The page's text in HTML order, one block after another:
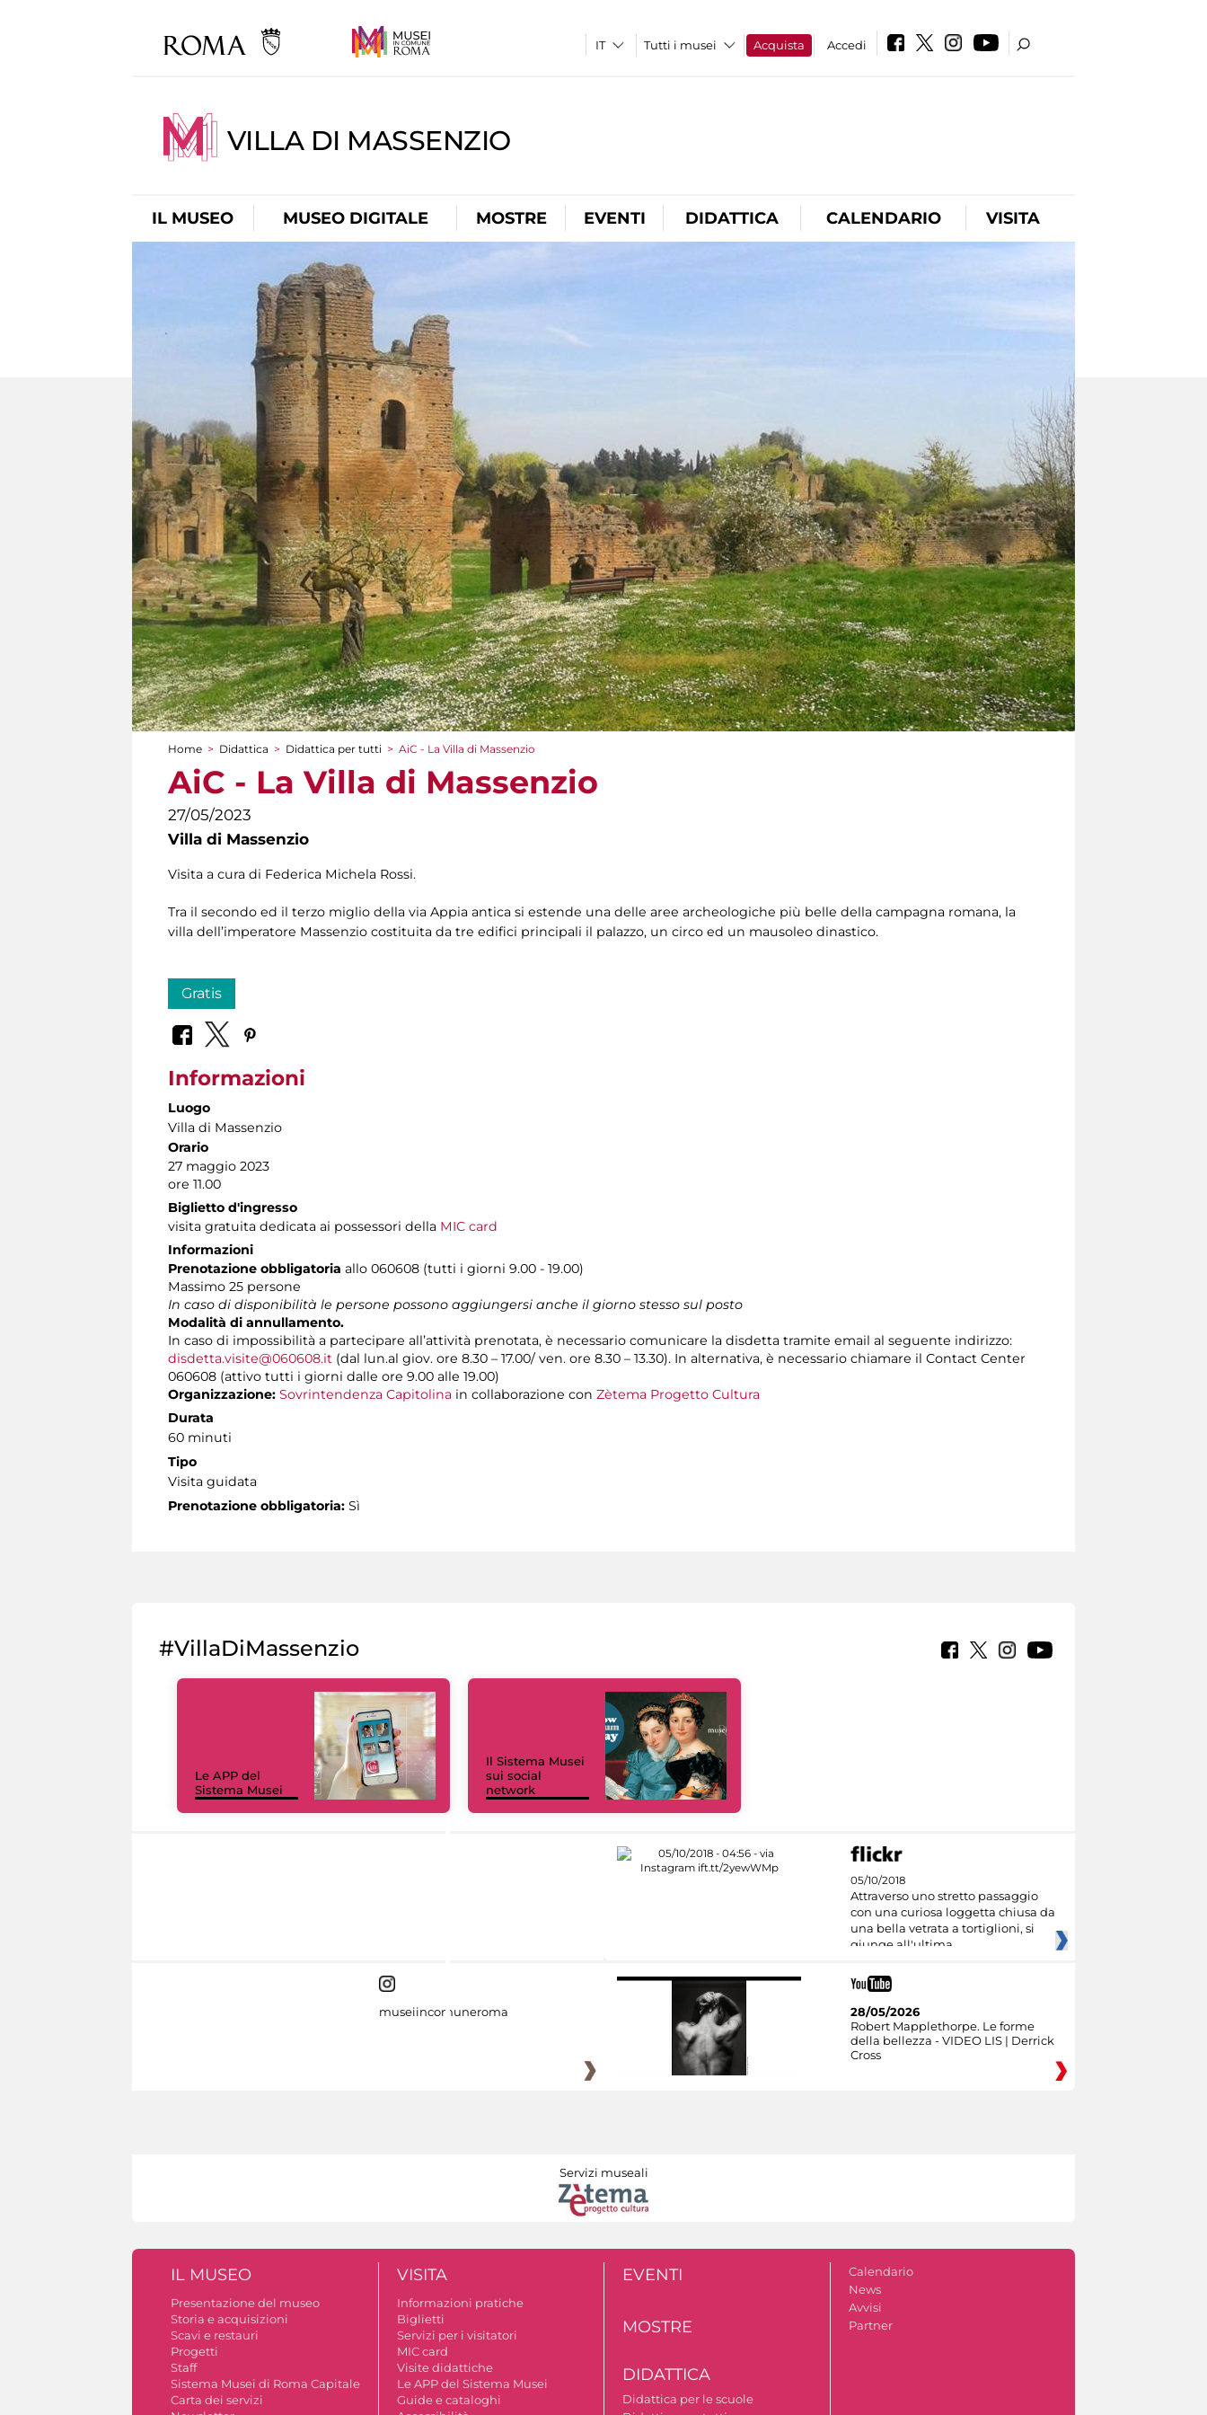
Tutti i musei Acquista Accedi
VILLA DI MASSENZIO
IL MUSEO MUSEO DIGITALE MOSTRE EVENTI DIDATTICA CALENDARIO VISITA
Tu sei qui
Home > Didattica > Didattica per tutti > AiC - La Villa di Massenzio
AiC - La Villa di Massenzio
27/05/2023
Villa di Massenzio
Visita a cura di Federica Michela Rossi.
Tra il secondo ed il terzo miglio della via Appia antica si estende una delle aree archeologiche più belle della campagna romana, la
villa dell’imperatore Massenzio costituita da tre edifici principali il palazzo, un circo ed un mausoleo dinastico.
Gratis
Informazioni
Luogo
Villa di Massenzio
Orario
27 maggio 2023
ore 11.00
Biglietto d'ingresso
visita gratuita dedicata ai possessori della MIC card
Informazioni
Prenotazione obbligatoria allo 060608 (tutti i giorni 9.00 - 19.00)
Massimo 25 persone
In caso di disponibilità le persone possono aggiungersi anche il giorno stesso sul posto
Modalità di annullamento.
In caso di impossibilità a partecipare all’attività prenotata, è necessario comunicare la disdetta tramite email al seguente indirizzo:
disdetta.visite@060608.it (dal lun.al giov. ore 8.30 – 17.00/ ven. ore 8.30 – 13.30). In alternativa, è necessario chiamare il Contact Center
060608 (attivo tutti i giorni dalle ore 9.00 alle 19.00)
Organizzazione: Sovrintendenza Capitolina in collaborazione con Zètema Progetto Cultura
Durata
60 minuti
Tipo
Visita guidata
Prenotazione obbligatoria: Sì
#VillaDiMassenzio
Le APP del
Sistema Musei
Il Sistema Musei
sui social
network
05/10/2018
Attraverso uno stretto passaggio
con una curiosa loggetta chiusa da
una bella vetrata a tortiglioni, si
giunge all'ultima
museiincomuneroma
28/05/2026
Robert Mapplethorpe. Le forme
della bellezza - VIDEO LIS | Derrick
Cross
Servizi museali
IL MUSEO
Presentazione del museo
Storia e acquisizioni
Scavi e restauri
Progetti
Staff
Sistema Musei di Roma Capitale
Carta dei servizi
VISITA
Informazioni pratiche
Biglietti
Servizi per i visitatori
MIC card
Visite didattiche
Le APP del Sistema Musei
Guide e cataloghi
EVENTI
MOSTRE
DIDATTICA
Didattica per le scuole
Calendario
News
Avvisi
Partner